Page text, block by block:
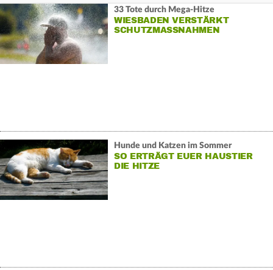
33 Tote durch Mega-Hitze
WIESBADEN VERSTÄRKT
SCHUTZMASSNAHMEN
Hunde und Katzen im Sommer
SO ERTRÄGT EUER HAUSTIER
DIE HITZE